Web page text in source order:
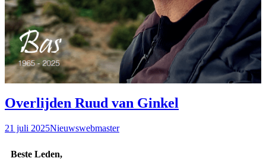
Overlijden Ruud van Ginkel
21 juli 2025Nieuwswebmaster
Beste Leden,